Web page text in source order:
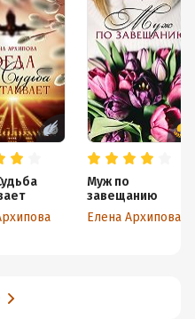
Муж по
завещанию
Елена Архипова